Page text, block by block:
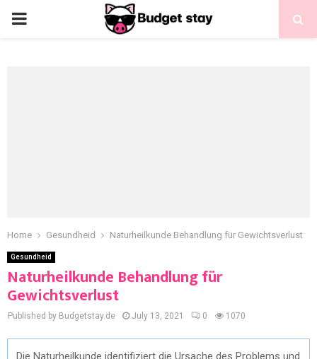
Home Gesundheid Naturheilkunde Behandlung für Gewichtsverlust
Gesundheid
Naturheilkunde Behandlung für
Gewichtsverlust
Published by Budgetstay.de July 13, 2021 0 1070
Die Naturheilkunde identifiziert die Ursache des Problems und